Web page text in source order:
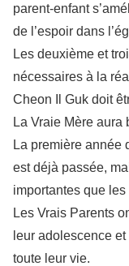
parent-enfant
de l’espoir dans
Les deuxième et
nécessaires à la
Cheon Il Guk doit
La Vraie Mère aura
La première année
est déjà passée,
importantes que
Les Vrais Parents
leur adolescence
toute leur vie.